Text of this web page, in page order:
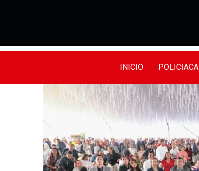
INICIO POLICIACA